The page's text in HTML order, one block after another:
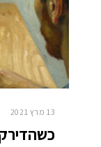
13 מרץ 2021